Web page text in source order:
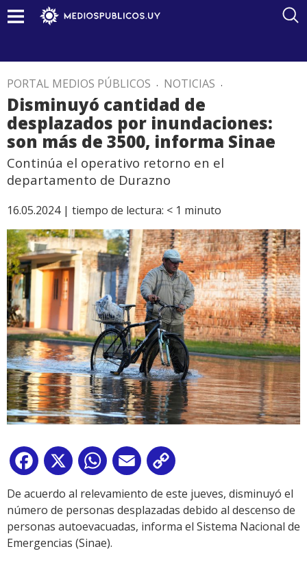
PORTAL MEDIOS PÚBLICOS . NOTICIAS .
Disminuyó cantidad de
desplazados por inundaciones:
son más de 3500, informa Sinae
Continúa el operativo retorno en el
departamento de Durazno
16.05.2024 | tiempo de lectura: < 1 minuto
Facebook
X WhatsApp
Email
Link
De acuerdo al relevamiento de este jueves, disminuyó el
número de personas desplazadas debido al descenso de
personas autoevacuadas, informa el Sistema Nacional de
Emergencias (Sinae).